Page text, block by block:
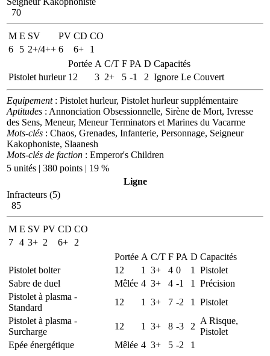
70
M E SV PV CD CO
6
5 2+/4++ 6 6+
1
Portée A C/T F PA D Capacités
Pistolet hurleur 12 3 2+ 5 -1 2 Ignore Le Couvert
Equipement: Pistolet hurleur, Pistolet hurleur supplémentaire
Aptitudes : Annonciation Obsessionnelle, Sirène de Mort, Ivresse
des Sens, Meneur, Meneur Terminators et Marines du Vacarme
Mots-clés : Chaos, Grenades, Infanterie, Personnage, Seigneur
Kakophoniste, Slaanesh
Mots-clés de faction : Emperor's Children
5 unités | 380 points | 19 %
Ligne
Infracteurs (5)
85
M E SV PV CD CO
7 4 3+ 2 6+
2
Portée A C/T F PA D Capacités
Pistolet bolter
12 1 3+ 4 0 1
Pistolet
Sabre de duel
Mêlée 4 3+ 4 -1 1
Précision
Pistolet à plasma -
Standard
12 1 3+ 7 -2 1
Pistolet
Pistolet à plasma -
Surcharge
12 1 3+ 8 -3 2
A Risque,
Pistolet
Epée énergétique
Mêlée 4 3+ 5 -2 1